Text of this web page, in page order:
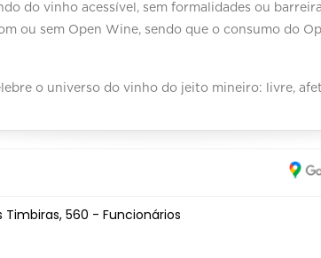
do vinho acessível, sem formalidades ou
ou sem Open Wine, sendo que o consumo do
o universo do vinho do jeito mineiro: livre,
560 - Funcionários